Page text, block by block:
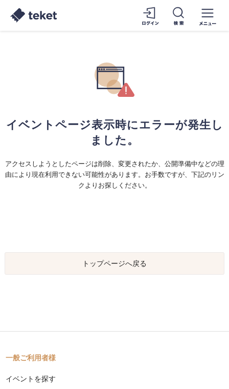
イベントページ表示時にエラーが発生し
ました。
アクセスしようとしたページは削除、変更されたか、公開準備中などの理
由により現在利用できない可能性があります。お手数ですが、下記のリン
クよりお探しください。
トップページへ戻る
一般ご利用者様
イベントを探す